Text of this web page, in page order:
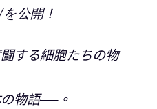
公開！
する細胞たちの物
物語──。